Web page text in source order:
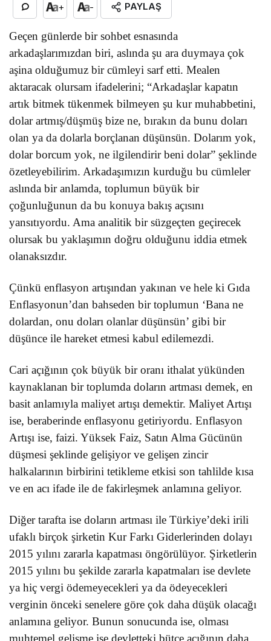
+ - PAYLAŞ
Geçen günlerde bir sohbet esnasında
arkadaşlarımızdan biri, aslında şu ara duymaya çok
aşina olduğumuz bir cümleyi sarf etti. Mealen
aktaracak olursam ifadelerini; “Arkadaşlar kapatın
artık bitmek tükenmek bilmeyen şu kur muhabbetini,
dolar artmış/düşmüş bize ne, bırakın da bunu doları
olan ya da dolarla borçlanan düşünsün. Dolarım yok,
dolar borcum yok, ne ilgilendirir beni dolar” şeklinde
özetleyebilirim. Arkadaşımızın kurduğu bu cümleler
aslında bir anlamda, toplumun büyük bir
çoğunluğunun da bu konuya bakış açısını
yansıtıyordu. Ama analitik bir süzgeçten geçirecek
olursak bu yaklaşımın doğru olduğunu iddia etmek
olanaksızdır.
Çünkü enflasyon artışından yakınan ve hele ki Gıda
Enflasyonun’dan bahseden bir toplumun ‘Bana ne
dolardan, onu doları olanlar düşünsün’ gibi bir
düşünce ile hareket etmesi kabul edilemezdi.
Cari açığının çok büyük bir oranı ithalat yükünden
kaynaklanan bir toplumda doların artması demek, en
basit anlamıyla maliyet artışı demektir. Maliyet Artışı
ise, beraberinde enflasyonu getiriyordu. Enflasyon
Artışı ise, faizi. Yüksek Faiz, Satın Alma Gücünün
düşmesi şeklinde gelişiyor ve gelişen zincir
halkalarının birbirini tetikleme etkisi son tahlilde kısa
ve en acı ifade ile de fakirleşmek anlamına geliyor.
Diğer tarafta ise doların artması ile Türkiye’deki irili
ufaklı birçok şirketin Kur Farkı Giderlerinden dolayı
2015 yılını zararla kapatması öngörülüyor. Şirketlerin
2015 yılını bu şekilde zararla kapatmaları ise devlete
ya hiç vergi ödemeyecekleri ya da ödeyecekleri
verginin önceki senelere göre çok daha düşük olacağı
anlamına geliyor. Bunun sonucunda ise, olması
muhtemel gelişme ise devletteki bütçe açığının daha